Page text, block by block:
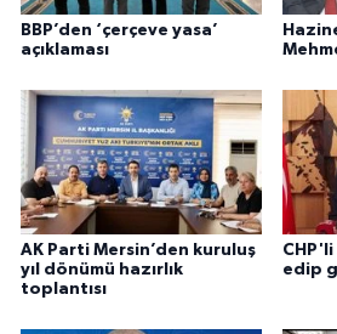
BBP’den ‘çerçeve yasa’
açıklaması
AK Parti Mersin’den kuruluş
yıl dönümü hazırlık
toplantısı
edip